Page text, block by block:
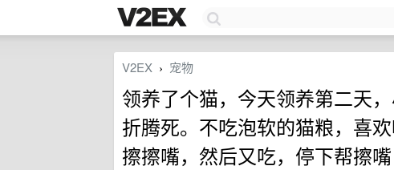
V2EX › 宠物
领养了个猫，今天领养第二天
折腾死。不吃泡软的猫粮，喜
擦擦嘴，然后又吃，停下帮擦嘴